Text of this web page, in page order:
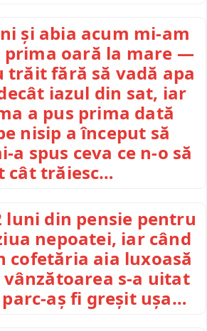
și abia acum mi-am
oară la mare —
trăit fără să vadă apa
iazul din sat, iar
a pus prima dată
nisip a început să
a spus ceva ce n-o să
cât trăiesc…
luni din pensie pentru
nepoatei, iar când
cofetăria aia luxoasă
s-a uitat
aș fi greșit ușa…